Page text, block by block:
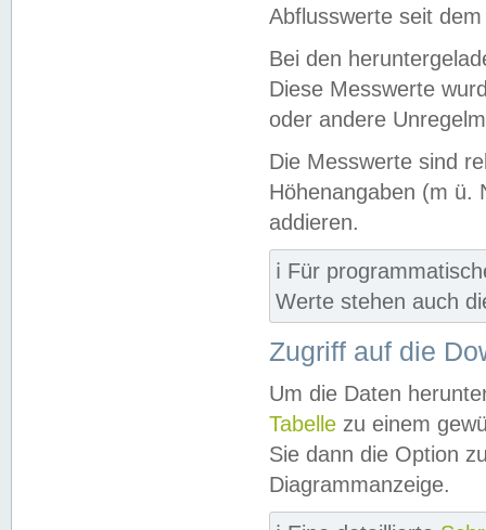
Abflusswerte seit
Bei den
Diese Messwerte
oder andere
Die Messwerte sind
Höhenangaben (m ü.
addieren.
ℹ️ Für
Werte stehen auch
Zugriff auf die
Um die Daten
Tabelle zu einem
Sie dann die Option
Diagrammanzeige.